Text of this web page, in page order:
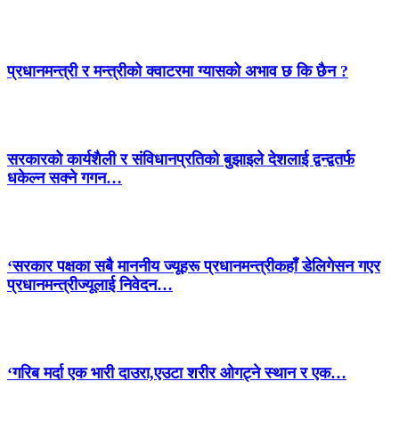
प्रधानमन्त्री र मन्त्रीको क्वाटरमा ग्यासको अभाव छ कि छैन ?
सरकारको कार्यशैली र संविधानप्रतिको बुझाइले देशलाई द्वन्द्वतर्फ
धकेल्न सक्ने गगन…
‘सरकार पक्षका सबै माननीय ज्यूहरू प्रधानमन्त्रीकहाँ डेलिगेसन गएर
प्रधानमन्त्रीज्यूलाई निवेदन…
‘गरिब मर्दा एक भारी दाउरा,एउटा शरीर ओगट्ने स्थान र एक…